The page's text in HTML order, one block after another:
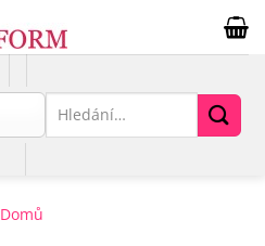
Hledat:
Domů